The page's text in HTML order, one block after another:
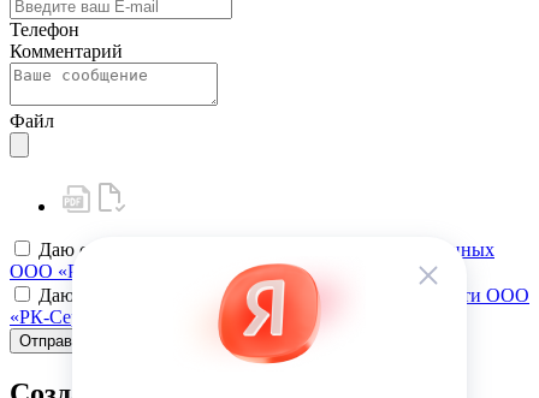
Телефон
Комментарий
Файл
Даю своё
согласие на обработку персональных данных
ООО «РК-Сервис»
Даю своё
согласие на политику конфиденциальности ООО
«РК-Сервис»
Отправить